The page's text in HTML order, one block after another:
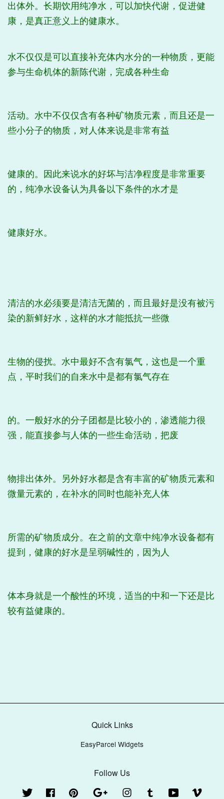
出体外。长期饮用纯净水，可以加快代谢，促进健
康，是真正意义上的健康水。
水不仅仅是可以直接补充体内水分的一种物质，更能
参与生命机体的新陈代谢，完成各种生命
活动。水中不仅仅含有各种矿物质元素，而且还是一
些小分子的物质，对人体来说是非常有益
健康的。因此来说水的好坏与洁净程度是非常重要
的，纯净水设备认为具备以下条件的水才是
健康好水。
清洁的水必须要是清洁无菌的，而且最好是没有被污
染的新鲜好水，这样的水才能抵抗一些微
生物的侵扰。水中最好不含有氯气，这也是一个重
点，平时我们的自来水中是都有氯气存在
的。一般好水的分子团都是比较小的，渗透能力很
强，能直接参与人体的一些生命活动，把废
物排出体外。另外好水都是含有丰富的矿物质元素和
微量元素的，在补水的同时也能补充人体
所需的矿物质成分。在之前的文章中纯净水设备都有
提到，健康的好水是呈弱碱性的，因为人
体本身就是一个酸性的环境，适当的中和一下还是比
较有益健康的。
Quick Links
EasyParcel Widgets
Follow Us
Twitter Facebook Pinterest Google Instagram Tumblr YouTube